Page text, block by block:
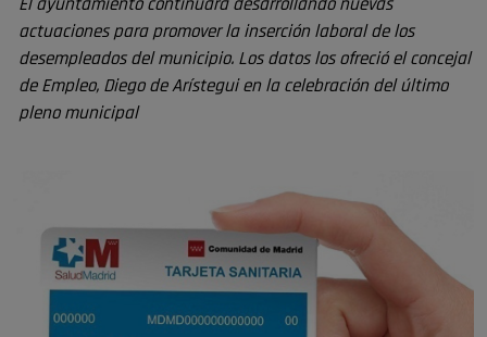
El ayuntamiento continuará desarrollando nuevas
actuaciones para promover la inserción laboral de los
desempleados del municipio. Los datos los ofreció el concejal
de Empleo, Diego de Arístegui en la celebración del último
pleno municipal